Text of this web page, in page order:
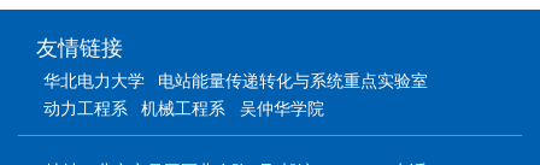
友情链接
华北电力大学
电站能量传递转化与系统重点实验室
动力工程系
机械工程系 吴仲华学院